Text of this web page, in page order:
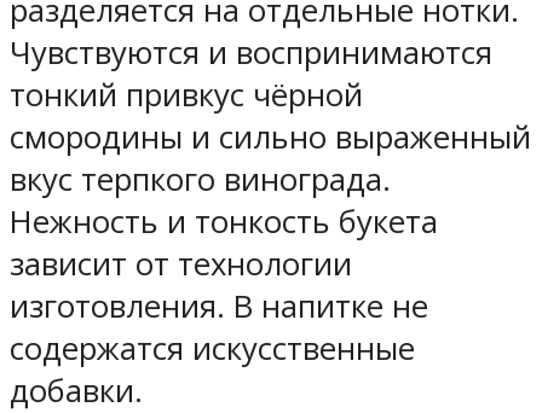
разделяется на отдельные нотки.
Чувствуются и воспринимаются
тонкий привкус чёрной
смородины и сильно выраженный
вкус терпкого винограда.
Нежность и тонкость букета
зависит от технологии
изготовления. В напитке не
содержатся искусственные
добавки.